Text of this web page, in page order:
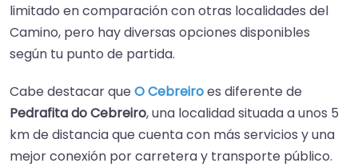
limitado en comparación con otras localidades del
Camino, pero hay diversas opciones disponibles
según tu punto de partida.
Cabe destacar que O Cebreiroes diferente de
Pedrafita do Cebreiro, una localidad situada a unos 5
km de distancia que cuenta con más servicios y una
mejor conexión por carretera y transporte público.